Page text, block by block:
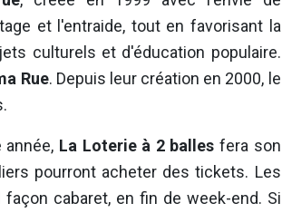
et l'entraide, tout en favorisant la
culturels et d'éducation populaire.
Rue. Depuis leur création en 2000, le
La Loterie à 2 balles fera son
pourront acheter des tickets. Les
cabaret, en fin de week-end. Si